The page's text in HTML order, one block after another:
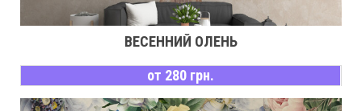
ВЕСЕННИЙ ОЛЕНЬ
от 280 грн.